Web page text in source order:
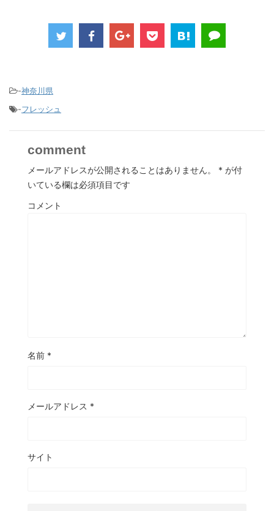
-神奈川県
-フレッシュ
comment
メールアドレスが公開されることはありません。 * が付
いている欄は必須項目です
コメント
名前 *
メールアドレス *
サイト